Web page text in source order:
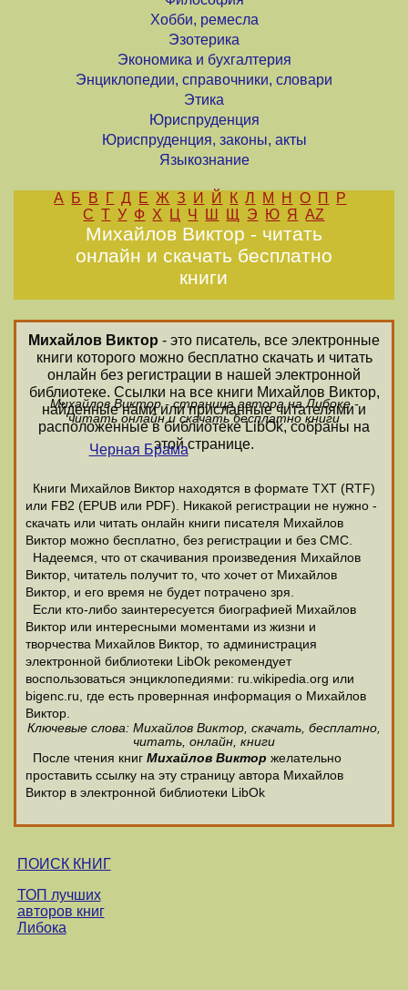
Хобби, ремесла
Эзотерика
Экономика и бухгалтерия
Энциклопедии, справочники, словари
Этика
Юриспруденция
Юриспруденция, законы, акты
Языкознание
А Б В Г Д Е Ж З И Й К Л М Н О П
Р
С Т У Ф Х Ц Ч Ш Щ Э Ю Я AZ
Михайлов Виктор - читать
онлайн и скачать бесплатно
книги
Михайлов Виктор - это писатель, все электронные
книги которого можно бесплатно скачать и читать
онлайн без регистрации в нашей электронной
библиотеке. Ссылки на все книги Михайлов Виктор,
найденные нами или присланные читателями и
расположенные в библиотеке LibOk, собраны на
этой странице.
Михайлов Виктор - страница автора на Либоке -
читать онлайн и скачать бесплатно книги
Черная Брама
Книги Михайлов Виктор находятся в формате ТХТ (RTF)
или FB2 (EPUB или PDF). Никакой регистрации не нужно -
скачать или читать онлайн книги писателя Михайлов
Виктор можно бесплатно, без регистрации и без СМС.
Надеемся, что от скачивания произведения Михайлов
Виктор, читатель получит то, что хочет от Михайлов
Виктор, и его время не будет потрачено зря.
Если кто-либо заинтересуется биографией Михайлов
Виктор или интересными моментами из жизни и
творчества Михайлов Виктор, то администрация
электронной библиотеки LibOk рекомендует
воспользоваться энциклопедиями: ru.wikipedia.org или
bigenc.ru, где есть провернная информация о Михайлов
Виктор.
Ключевые слова: Михайлов Виктор, скачать, бесплатно,
читать, онлайн, книги
После чтения книг Михайлов Виктор желательно
проставить ссылку на эту страницу автора Михайлов
Виктор в электронной библиотеки LibOk
ПОИСК КНИГ
ТОП лучших
авторов книг
Либока